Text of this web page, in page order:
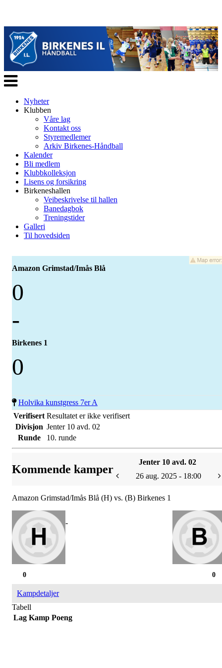
Veksle
navigasjon
Nyheter
Klubben
Våre lag
Kontakt oss
Styremedlemer
Arkiv Birkenes-Håndball
Kalender
Bli medlem
Klubbkolleksjon
Lisens og forsikring
Birkeneshallen
Veibeskrivelse til hallen
Banedagbok
Treningstider
Galleri
Til hovedsiden
Amazon Grimstad/Imås Blå
0
-
Birkenes 1
0
Holvika kunstgress 7er A
Verifisert Resultatet er ikke verifisert
Divisjon Jenter 10 avd. 02
Runde
10. runde
Kommende kamper
Jenter 10 avd. 02
26 aug. 2025 - 18:00
Amazon Grimstad/Imås Blå (H) vs. (B) Birkenes 1
-
0
0
Kampdetaljer
Tabell
Lag Kamp Poeng